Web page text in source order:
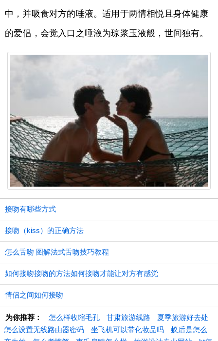
中，并吸食对方的唾液。适用于两情相悦且身体健康
的爱侣，会觉入口之唾液为琼浆玉液般，世间独有。
接吻有哪些方式
接吻（kiss）的正确方法
怎么舌吻 图解法式舌吻技巧教程
如何接吻接吻的方法如何接吻才能让对方有感觉
情侣之间如何接吻
为你推荐： 怎么样收缩毛孔 甘肃旅游线路
夏季旅游好去处
怎么设置无线路由器密码
坐飞机可以带化妆品吗
蚁后是怎么